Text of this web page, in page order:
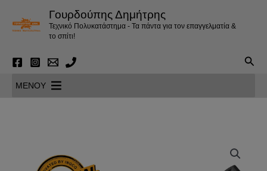
περιεχόμενο
Γουρδούπης Δημήτρης
Τεχνικό Πολυκατάστημα - Τα πάντα για τον επαγγελματία &
το σπίτι!
MENOY